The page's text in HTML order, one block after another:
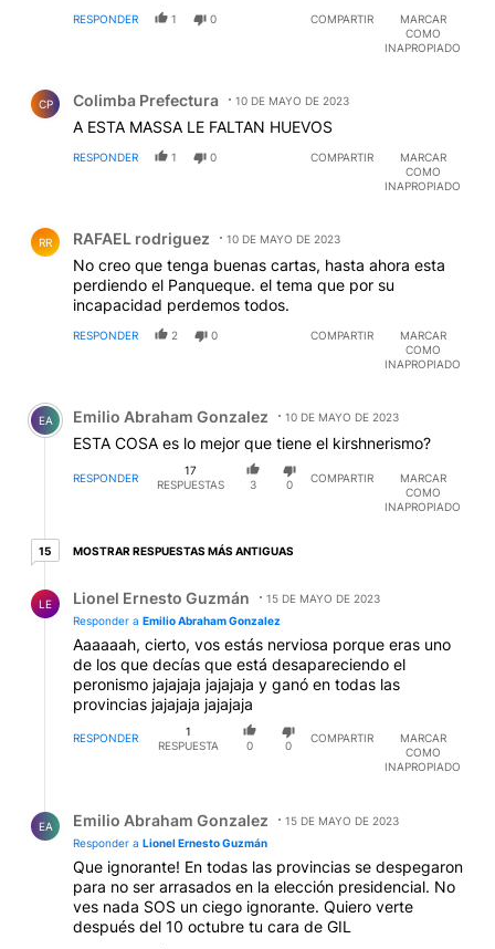
RESPONDER 1 0 COMPARTIR
MARCAR
COMO
INAPROPIADO
CP Colimba Prefectura 10 DE MAYO DE 2023
A ESTA MASSA LE FALTAN HUEVOS
RESPONDER 1 0 COMPARTIR
MARCAR
COMO
INAPROPIADO
RR RAFAEL rodriguez 10 DE MAYO DE 2023
No creo que tenga buenas cartas, hasta ahora esta
perdiendo el Panqueque. el tema que por su
incapacidad perdemos todos.
RESPONDER 2 0 COMPARTIR
MARCAR
COMO
INAPROPIADO
Comentario de Emilio Abraham Gonzalez.
EA Emilio Abraham Gonzalez 10 DE MAYO DE 2023
ESTA COSA es lo mejor que tiene el kirshnerismo?
RESPONDER
17
RESPUESTAS
3 0
COMPARTIR
MARCAR
COMO
INAPROPIADO
1515 respuestas más antiguas
MOSTRAR RESPUESTAS MÁS ANTIGUAS
LE Lionel Ernesto Guzmán
15 DE MAYO DE 2023
Responder a Emilio Abraham Gonzalez
Aaaaaah, cierto, vos estás nerviosa porque eras uno
de los que decías que está desapareciendo el
peronismo jajajaja jajajaja y ganó en todas las
provincias jajajaja jajajaja
RESPONDER
1
RESPUESTA
0 0
COMPARTIR
MARCAR
COMO
INAPROPIADO
EA Emilio Abraham Gonzalez
15 DE MAYO DE 2023
Responder a Lionel Ernesto Guzmán
Que ignorante! En todas las provincias se despegaron
para no ser arrasados en la elección presidencial. No
ves nada SOS un ciego ignorante. Quiero verte
después del 10 octubre tu cara de GIL